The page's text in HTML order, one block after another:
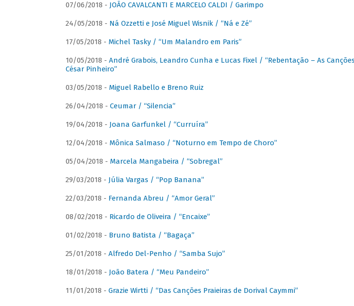
07/06/2018 - JOÃO CAVALCANTI E MARCELO CALDI / Garimpo
24/05/2018 - Ná Ozzetti e José Miguel Wisnik / “Ná e Zé”
17/05/2018 - Michel Tasky / “Um Malandro em Paris”
10/05/2018 - André Grabois, Leandro Cunha e Lucas Fixel / “Rebentação – As
César Pinheiro”
03/05/2018 - Miguel Rabello e Breno Ruiz
26/04/2018 - Ceumar / “Silencia”
19/04/2018 - Joana Garfunkel / “Curruíra”
12/04/2018 - Mônica Salmaso / “Noturno em Tempo de Choro”
05/04/2018 - Marcela Mangabeira / “Sobregal”
29/03/2018 - Júlia Vargas / “Pop Banana”
22/03/2018 - Fernanda Abreu / “Amor Geral”
08/02/2018 - Ricardo de Oliveira / “Encaixe”
01/02/2018 - Bruno Batista / “Bagaça”
25/01/2018 - Alfredo Del-Penho / “Samba Sujo”
18/01/2018 - João Batera / “Meu Pandeiro”
11/01/2018 - Grazie Wirtti / “Das Canções Praieiras de Dorival Caymmi”